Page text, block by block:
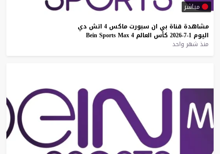
مباشر
مشاهدة قناة بي ان سبورت ماكس 4 اتش دي
اليوم 1-7-2026 كأس العالم Bein Sports Max 4
منذ شهر واحد